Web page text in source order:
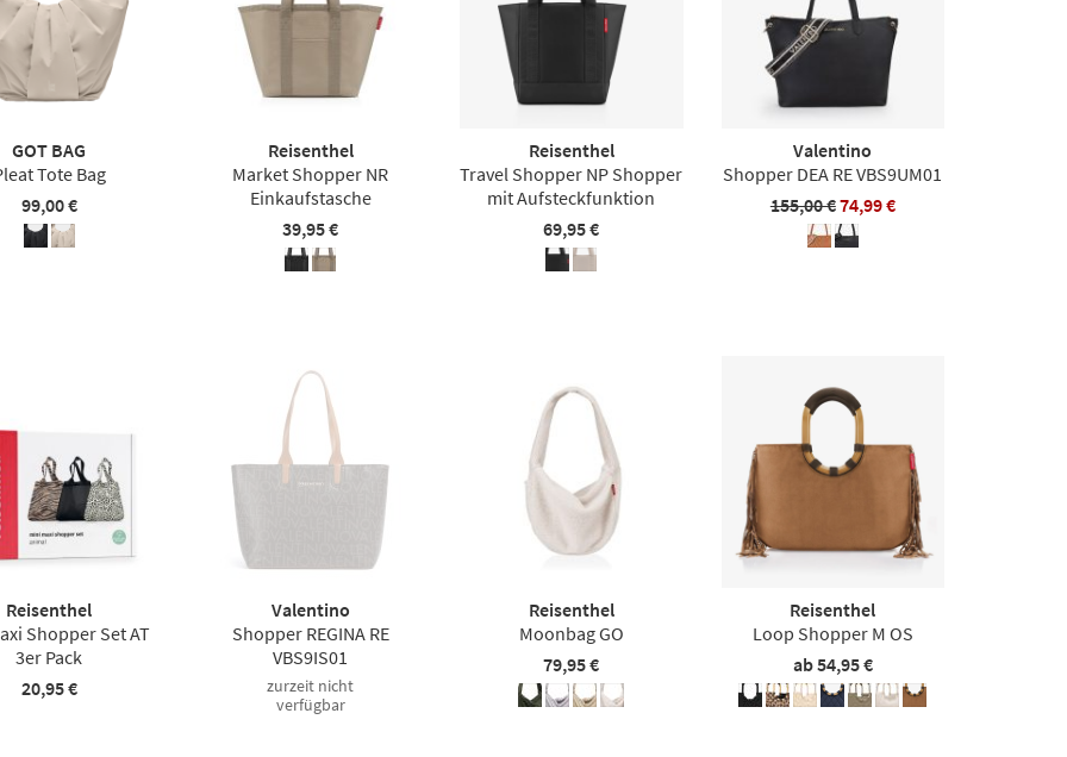
GOT BAG
Tote Bag
99,00 €
Reisenthel
Market Shopper NR
Einkaufstasche
39,95 €
Reisenthel
Travel Shopper NP Shopper
mit Aufsteckfunktion
69,95 €
Valentino
Shopper DEA RE VBS9UM01
155,00 €74,99 €
Reisenthel
Shopper Set AT
3er Pack
20,95 €
Valentino
Shopper REGINA RE
VBS9IS01
zurzeit nicht
verfügbar
Reisenthel
Moonbag GO
79,95 €
Reisenthel
Loop Shopper M OS
ab 54,95 €